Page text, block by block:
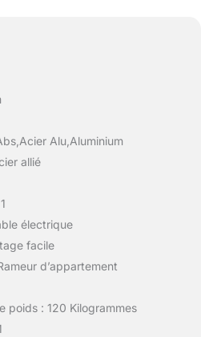
Alu,Aluminium
allié
électrique
facile
d’appartement
poids : 120 Kilogrammes